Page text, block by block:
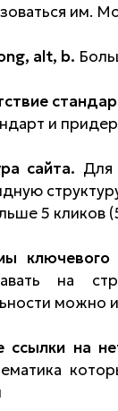
им.
alt, b.
и
сайта. Для
5 кликов
ключевого
на
можно
ссылки на